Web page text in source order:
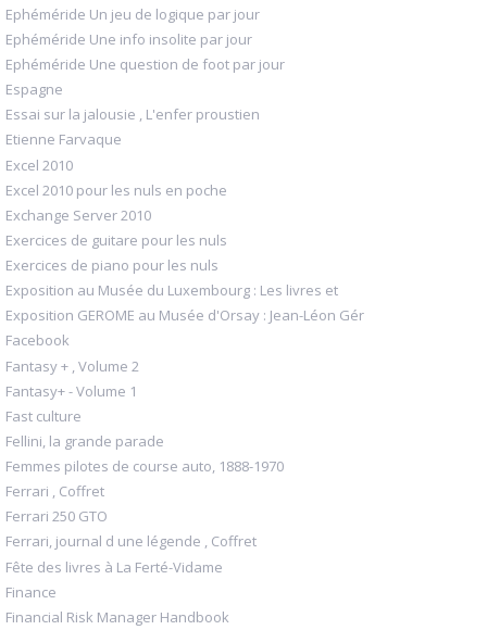
Ephéméride Un jeu de logique par jour
Ephéméride Une info insolite par jour
Ephéméride Une question de foot par jour
Espagne
Essai sur la jalousie , L'enfer proustien
Etienne Farvaque
Excel 2010
Excel 2010 pour les nuls en poche
Exchange Server 2010
Exercices de guitare pour les nuls
Exercices de piano pour les nuls
Exposition au Musée du Luxembourg : Les livres et
Exposition GEROME au Musée d'Orsay : Jean-Léon Gér
Facebook
Fantasy + , Volume 2
Fantasy+ - Volume 1
Fast culture
Fellini, la grande parade
Femmes pilotes de course auto, 1888-1970
Ferrari , Coffret
Ferrari 250 GTO
Ferrari, journal d une légende , Coffret
Fête des livres à La Ferté-Vidame
Finance
Financial Risk Manager Handbook